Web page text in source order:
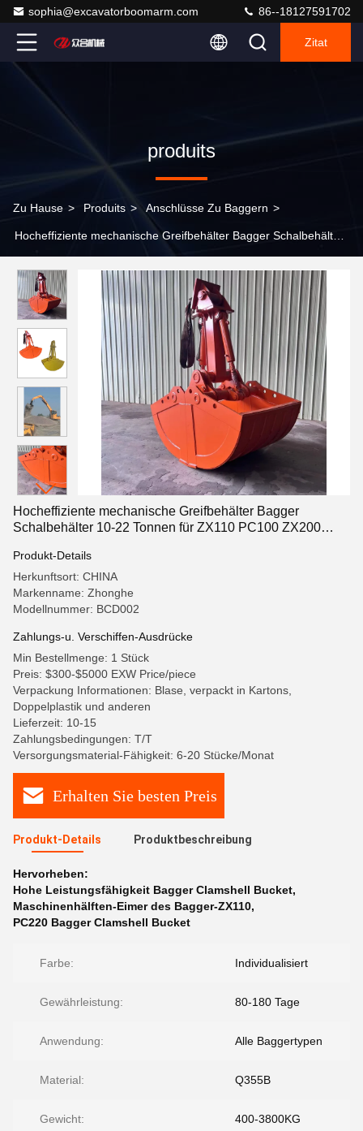
sophia@excavatorboomarm.com 86--18127591702
Zitat
produits
Zu Hause > Produits > Anschlüsse Zu Baggern >
Hocheffiziente mechanische Greifbehälter Bagger Schalbehälter
Hocheffiziente mechanische Greifbehälter Bagger
Schalbehälter 10-22 Tonnen für ZX110 PC100 ZX200
Produkt-Details
Herkunftsort: CHINA
Markenname: Zhonghe
Modellnummer: BCD002
Zahlungs-u. Verschiffen-Ausdrücke
Min Bestellmenge: 1 Stück
Preis: $300-$5000 EXW Price/piece
Verpackung Informationen: Blase, verpackt in Kartons,
Doppelplastik und anderen
Lieferzeit: 10-15
Zahlungsbedingungen: T/T
Versorgungsmaterial-Fähigkeit: 6-20 Stücke/Monat
Erhalten Sie besten Preis
Produkt-Details Produktbeschreibung
Hervorheben:
Hohe Leistungsfähigkeit Bagger Clamshell Bucket,
Maschinenhälften-Eimer des Bagger-ZX110,
PC220 Bagger Clamshell Bucket
Farbe: Individualisiert
Gewährleistung: 80-180 Tage
Anwendung: Alle Baggertypen
Material: Q355B
Gewicht: 400-3800KG